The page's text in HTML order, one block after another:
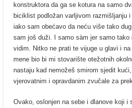
konstruktora da ga se kotura na samo
biciklist podložan varljivom razmišljanju
iako sam obećavo da neću više tako
sam još duži. I samo sàm jer samo
vidim. Nitko ne prati te vijuge u glavi i
mene bio bi mi stovarište otežotnih
nastaju kad nemožeš smirom sjedit
vjerovatnim i opravdanim zvučale za
Ovako, oslonjen na sebe i dlanove koji i